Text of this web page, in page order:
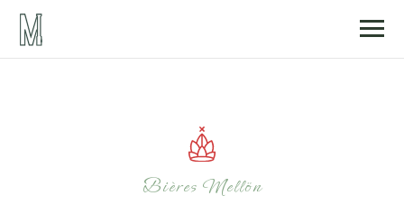
Bières Mellön